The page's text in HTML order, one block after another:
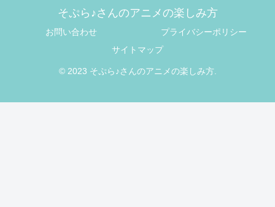
そぷら♪さんのアニメの楽しみ方
お問い合わせ
プライバシーポリシー
サイトマップ
© 2023 そぷら♪さんのアニメの楽しみ方.